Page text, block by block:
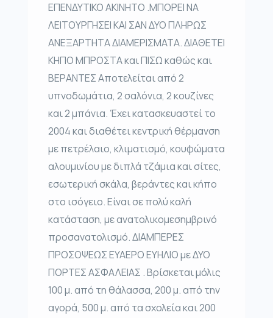
ΕΠΕΝΔΥΤΙΚΟ ΑΚΙΝΗΤΟ .ΜΠΟΡΕΙ ΝΑ
ΛΕΙΤΟΥΡΓΗΣΕΙ ΚΑΙ ΣΑΝ ΔΥΟ ΠΛΗΡΩΣ
ΑΝΕΞΑΡΤΗΤΑ ΔΙΑΜΕΡΙΣΜΑΤΑ. ΔΙΑΘΕΤΕΙ
ΚΗΠΟ ΜΠΡΟΣΤΑ και ΠΙΣΩ καθώς και
ΒΕΡΑΝΤΕΣ Αποτελείται από 2
υπνοδωμάτια, 2 σαλόνια, 2 κουζίνες
και 2 μπάνια. Έχει κατασκευαστεί το
2004 και διαθέτει κεντρική θέρμανση
με πετρέλαιο, κλιματισμό, κουφώματα
αλουμινίου με διπλά τζάμια και σίτες,
εσωτερική σκάλα, βεράντες και κήπο
στο ισόγειο. Είναι σε πολύ καλή
κατάσταση, με ανατολικομεσημβρινό
προσανατολισμό. ΔΙΑΜΠΕΡΕΣ
ΠΡΟΣΟΨΕΩΣ ΕΥΑΕΡΟ ΕΥΗΛΙΟ με ΔΥΟ
ΠΟΡΤΕΣ ΑΣΦΑΛΕΙΑΣ . Βρίσκεται μόλις
100 μ. από τη θάλασσα, 200 μ. από την
αγορά, 500 μ. από τα σχολεία και 200